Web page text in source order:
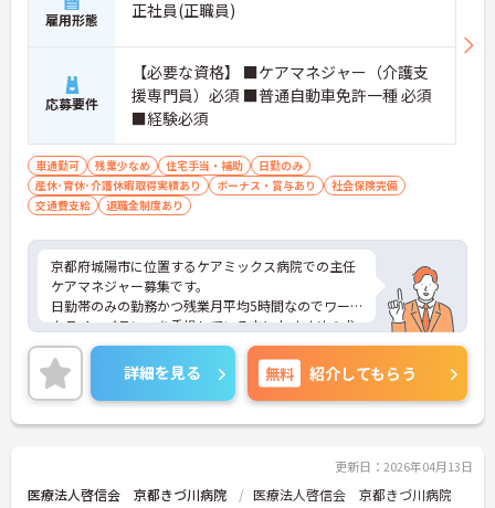
雇用形態 正社員(正職員)
応募要件
【必要な資格】 ■ケアマネジャー（介護支
援専門員）必須 ■普通自動車免許一種 必須
■経験必須
車通勤可 残業少なめ 住宅手当・補助
日勤のみ
産休･育休･介護休暇取得実績あり
ボーナス・賞与あり
社会保険完備
交通費支給
退職金制度あり
京都府城陽市に位置するケアミックス病院での主任
ケアマネジャー募集です。
日勤帯のみの勤務かつ残業月平均5時間なのでワー
クライフバランスを重視している方におすすめの求
人です♪
ご興味のある方はご面接のポイントお伝えしますの
でご気軽にお問合せください。
詳細を見る 無料 紹介してもらう
更新日：2026年04月13日
医療法人啓信会 京都きづ川病院 医療法人啓信会 京都きづ川病院